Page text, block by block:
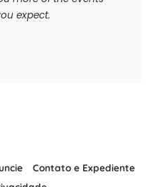
expect.
Contato e Expediente